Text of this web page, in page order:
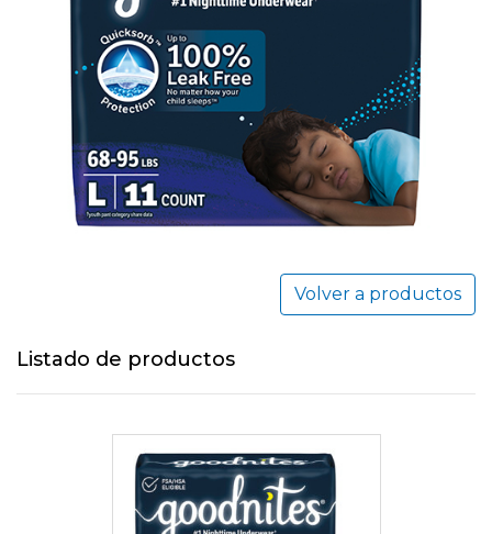
Volver a productos
Listado de productos